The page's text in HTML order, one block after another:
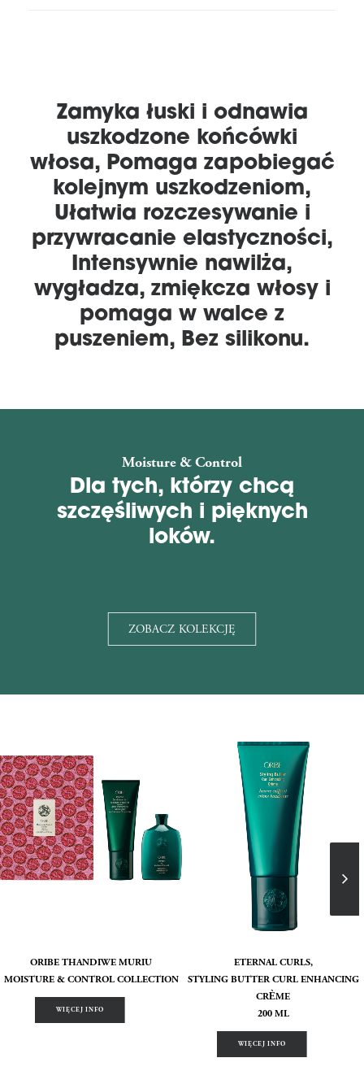
Zamyka łuski i odnawia
uszkodzone końcówki
włosa, Pomaga zapobiegać
kolejnym uszkodzeniom,
Ułatwia rozczesywanie i
przywracanie elastyczności,
Intensywnie nawilża,
wygładza, zmiękcza włosy i
pomaga w walce z
puszeniem, Bez silikonu.
Moisture & Control
Dla tych, którzy chcą
szczęśliwych i pięknych
loków.
ZOBACZ KOLEKCJĘ
ORIBE THANDIWE MURIU
MOISTURE & CONTROL COLLECTION
WIĘCEJ INFO
ETERNAL CURLS,
STYLING BUTTER CURL ENHANCING
CRÈME
200 ML
WIĘCEJ INFO